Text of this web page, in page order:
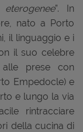
”. In
nato a Porto
il linguaggio e i
il suo celebre
alle prese con
Empedocle) e
e lungo la via
rintracciare
della cucina di